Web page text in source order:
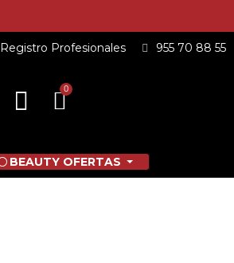
Registro Profesionales 955 70 88 55
BEAUTY OFERTAS